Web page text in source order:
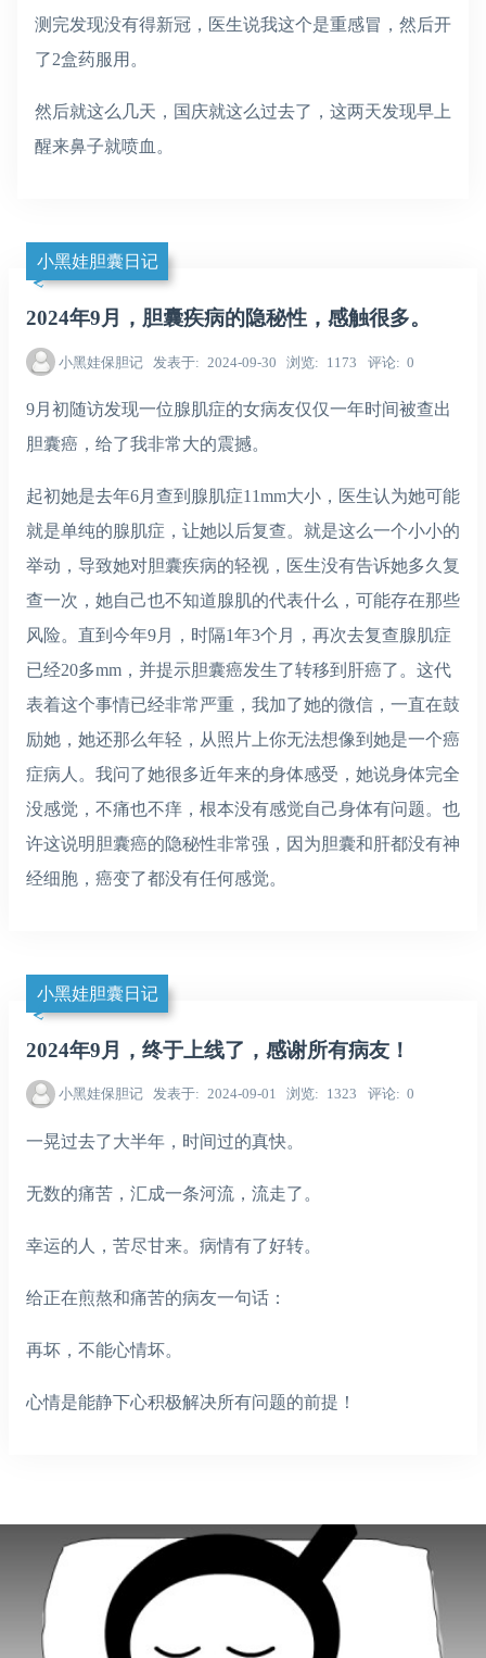
测完发现没有得新冠，医生说我这个是重感冒，然后开
了2盒药服用。
然后就这么几天，国庆就这么过去了，这两天发现早上
醒来鼻子就喷血。
小黑娃胆囊日记
2024年9月，胆囊疾病的隐秘性，感触很多。
小黑娃保胆记 发表于 2024-09-30 浏览 1173 评论 0
9月初随访发现一位腺肌症的女病友仅仅一年时间被查出
胆囊癌，给了我非常大的震撼。
起初她是去年6月查到腺肌症11mm大小，医生认为她可能
就是单纯的腺肌症，让她以后复查。就是这么一个小小的
举动，导致她对胆囊疾病的轻视，医生没有告诉她多久复
查一次，她自己也不知道腺肌的代表什么，可能存在那些
风险。直到今年9月，时隔1年3个月，再次去复查腺肌症
已经20多mm，并提示胆囊癌发生了转移到肝癌了。这代
表着这个事情已经非常严重，我加了她的微信，一直在鼓
励她，她还那么年轻，从照片上你无法想像到她是一个癌
症病人。我问了她很多近年来的身体感受，她说身体完全
没感觉，不痛也不痒，根本没有感觉自己身体有问题。也
许这说明胆囊癌的隐秘性非常强，因为胆囊和肝都没有神
经细胞，癌变了都没有任何感觉。
小黑娃胆囊日记
2024年9月，终于上线了，感谢所有病友！
小黑娃保胆记 发表于 2024-09-01 浏览 1323 评论 0
一晃过去了大半年，时间过的真快。
无数的痛苦，汇成一条河流，流走了。
幸运的人，苦尽甘来。病情有了好转。
给正在煎熬和痛苦的病友一句话：
再坏，不能心情坏。
心情是能静下心积极解决所有问题的前提！